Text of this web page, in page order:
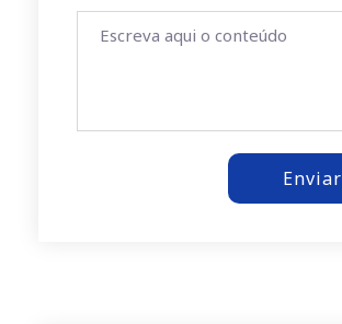
Enviar